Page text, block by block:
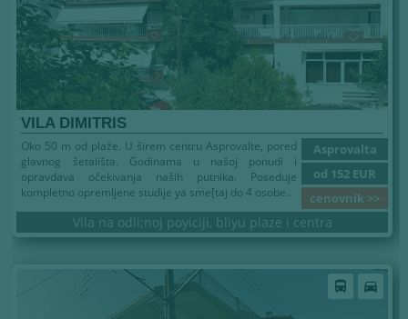
VILA DIMITRIS
Asprovalta
od 152 EUR
cenovnik >>
Oko 50 m od plaže. U širem centru Asprovalte, pored
glavnog šetališta. Godinama u našoj ponudi i
opravdava očekivanja naših putnika. Poseduje
kompletno opremljene studije ya sme[taj do 4 osobe..
Vila na odli;noj poyiciji, bliyu plaze i centra
directions_bus directions_car